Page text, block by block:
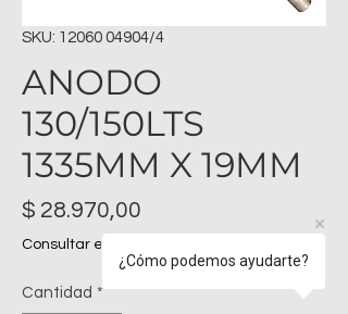
SKU: 12060 04904/4
ANODO
130/150LTS
1335MM X 19MM
$ 28.970,00
Consultar envíos
Cantidad *
¿Cómo podemos ayudarte?